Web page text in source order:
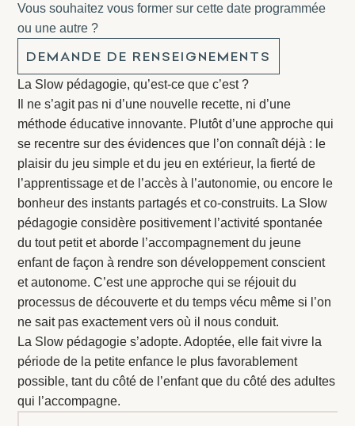
Vous souhaitez vous former sur cette date programmée
ou une autre ?
DEMANDE DE RENSEIGNEMENTS
La Slow pédagogie, qu’est-ce que c’est ?
Il ne s’agit pas ni d’une nouvelle recette, ni d’une
méthode éducative innovante. Plutôt d’une approche qui
se recentre sur des évidences que l’on connaît déjà : le
plaisir du jeu simple et du jeu en extérieur, la fierté de
l’apprentissage et de l’accès à l’autonomie, ou encore le
bonheur des instants partagés et co-construits. La Slow
pédagogie considère positivement l’activité spontanée
du tout petit et aborde l’accompagnement du jeune
enfant de façon à rendre son développement conscient
et autonome. C’est une approche qui se réjouit du
processus de découverte et du temps vécu même si l’on
ne sait pas exactement vers où il nous conduit.
La Slow pédagogie s’adopte. Adoptée, elle fait vivre la
période de la petite enfance le plus favorablement
possible, tant du côté de l’enfant que du côté des adultes
qui l’accompagne.